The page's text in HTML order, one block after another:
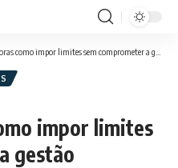
como impor limites sem comprometer a gestão
impor limites
gestão